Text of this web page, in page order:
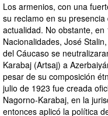
Los armenios, con una
su reclamo en su
actualidad. No obstante,
Nacionalidades, José
del Cáucaso se
Karabaj (Artsaj) a
pesar de su composición
julio de 1923 fue creada
Nagorno-Karabaj, en la
entonces aplicó la política